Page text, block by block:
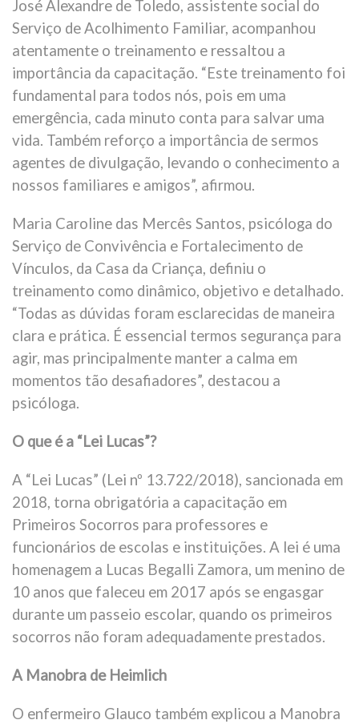
José Alexandre de Toledo, assistente social do
Serviço de Acolhimento Familiar, acompanhou
atentamente o treinamento e ressaltou a
importância da capacitação. “Este treinamento foi
fundamental para todos nós, pois em uma
emergência, cada minuto conta para salvar uma
vida. Também reforço a importância de sermos
agentes de divulgação, levando o conhecimento a
nossos familiares e amigos”, afirmou.
Maria Caroline das Mercês Santos, psicóloga do
Serviço de Convivência e Fortalecimento de
Vínculos, da Casa da Criança, definiu o
treinamento como dinâmico, objetivo e detalhado.
“Todas as dúvidas foram esclarecidas de maneira
clara e prática. É essencial termos segurança para
agir, mas principalmente manter a calma em
momentos tão desafiadores”, destacou a
psicóloga.
O que é a “Lei Lucas”?
A “Lei Lucas” (Lei nº 13.722/2018), sancionada em
2018, torna obrigatória a capacitação em
Primeiros Socorros para professores e
funcionários de escolas e instituições. A lei é uma
homenagem a Lucas Begalli Zamora, um menino de
10 anos que faleceu em 2017 após se engasgar
durante um passeio escolar, quando os primeiros
socorros não foram adequadamente prestados.
A Manobra de Heimlich
O enfermeiro Glauco também explicou a Manobra